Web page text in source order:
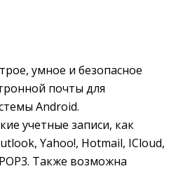
умное и безопасное
почты для
Android.
учетные записи, как
Yahoo!, Hotmail, ICloud,
Также возможна